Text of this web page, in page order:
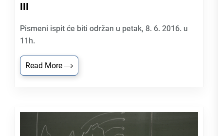
III
Pismeni ispit će biti održan u petak, 8. 6. 2016. u
11h.
Read More